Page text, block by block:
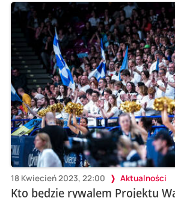
18 Kwiecień 2023, 22:00 Aktualności
Kto będzie rywalem Projektu